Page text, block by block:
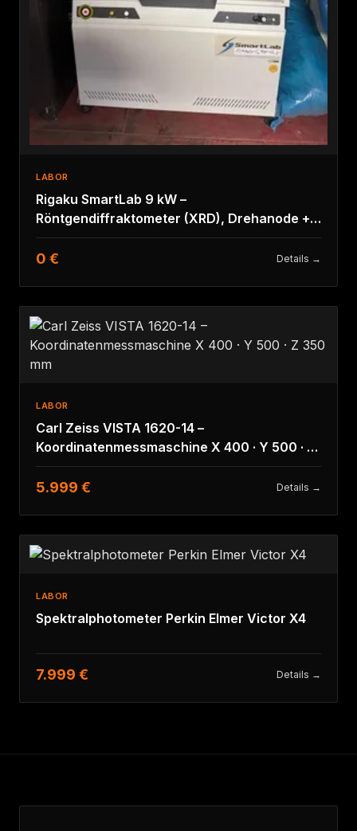
LABOR
Rigaku SmartLab 9 kW –
Röntgendiffraktometer (XRD), Drehanode +
CBO
0 € Details →
LABOR
Carl Zeiss VISTA 1620-14 –
Koordinatenmessmaschine X 400 · Y 500 · Z
350 mm
5.999 € Details →
LABOR
Spektralphotometer Perkin Elmer Victor X4
7.999 € Details →